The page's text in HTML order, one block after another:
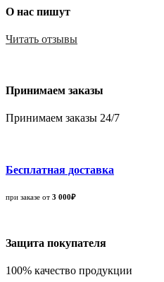
О нас пишут
Читать отзывы
Принимаем заказы
Принимаем заказы 24/7
Бесплатная доставка
при заказе от 3 000₽
Защита покупателя
100% качество продукции